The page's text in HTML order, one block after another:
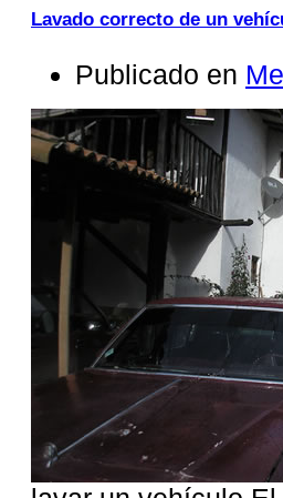
Lavado correcto de un
Publicado en